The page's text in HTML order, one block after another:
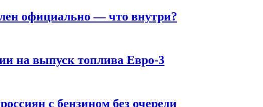
официально — что внутри?
на выпуск топлива Евро-3
с бензином без очереди